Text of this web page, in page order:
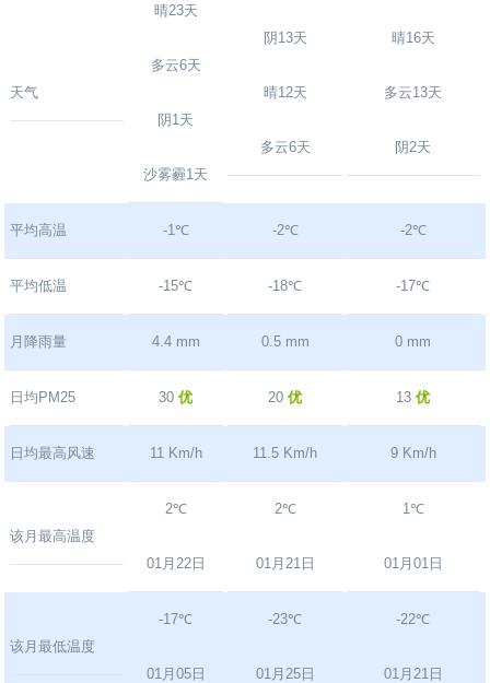
天气
晴23天
多云6天
阴1天
沙雾霾1天
阴13天
晴12天
多云6天
晴16天
多云13天
阴2天
平均高温 -1℃ -2℃ -2℃
平均低温 -15℃ -18℃ -17℃
月降雨量 4.4 mm 0.5 mm 0 mm
日均PM25 30优 20优 13优
日均最高风速 11 Km/h 11.5 Km/h 9 Km/h
该月最高温度
2℃
01月22日
2℃
01月21日
1℃
01月01日
该月最低温度
-17℃
01月05日
-23℃
01月25日
-22℃
01月21日